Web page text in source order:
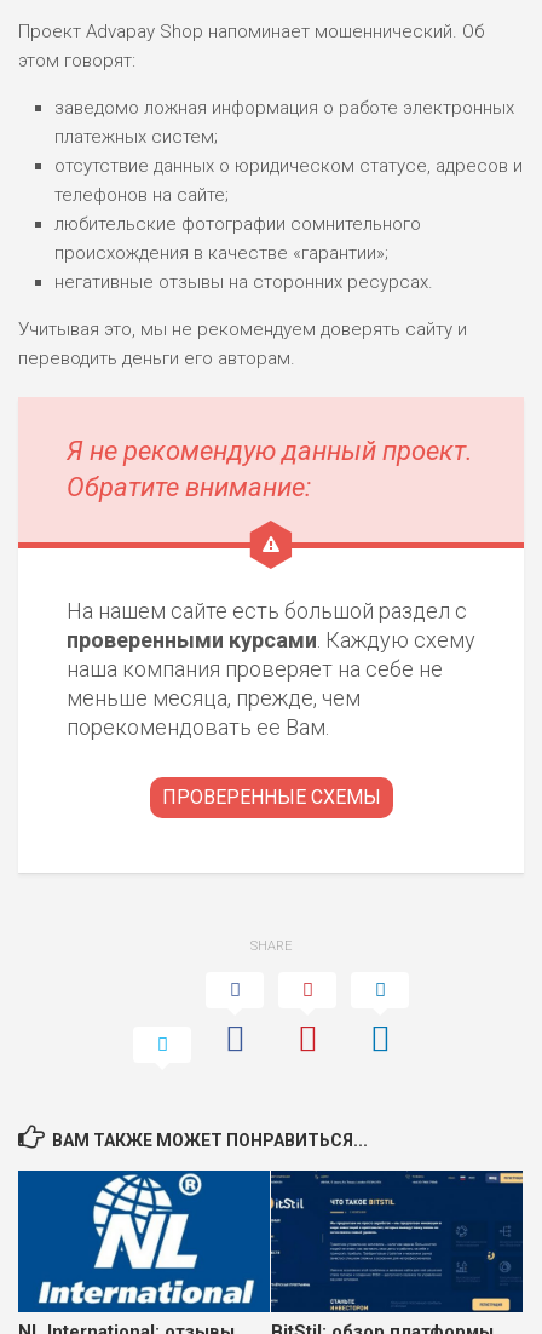
Проект Advapay Shop напоминает мошеннический. Об
этом говорят:
заведомо ложная информация о работе электронных
платежных систем;
отсутствие данных о юридическом статусе, адресов и
телефонов на сайте;
любительские фотографии сомнительного
происхождения в качестве «гарантии»;
негативные отзывы на сторонних ресурсах.
Учитывая это, мы не рекомендуем доверять сайту и
переводить деньги его авторам.
Я не рекомендую данный проект.
Обратите внимание:
На нашем сайте есть большой раздел с
проверенными курсами . Каждую схему
наша компания проверяет на себе не
меньше месяца, прежде, чем
порекомендовать ее Вам.
ПРОВЕРЕННЫЕ СХЕМЫ
SHARE
ВАМ ТАКЖЕ МОЖЕТ ПОНРАВИТЬСЯ...